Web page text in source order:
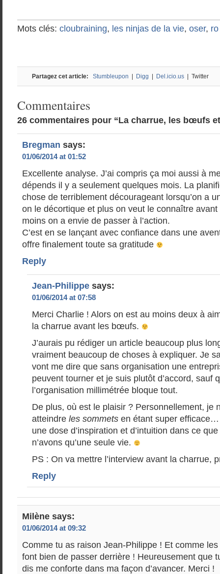
Mots clés: cloubraining, les ninjas de la vie, oser,
Partagez cet article: Stumbleupon Digg Del.icio.us | Twitter
Commentaires
26 commentaires pour “La charrue, les bœufs
Bregman says:
01/06/2014 at 01:52
Excellente analyse. J’ai compris ça moi aussi à
dépends il y a seulement quelques mois. La
chose de terriblement décourageant lorsqu’on a
on le décortique et plus on veut le connaître avant
moins on a envie de passer à l’action.
C’est en se lançant avec confiance dans une
offre finalement toute sa gratitude
Reply
Jean-Philippe says:
01/06/2014 at 07:58
Merci Charlie ! Alors on est au moins deux à
la charrue avant les bœufs.
J’aurais pu rédiger un article beaucoup plus
vraiment beaucoup de choses à expliquer. Je
vont me dire que sans organisation une
peuvent tourner et je suis plutôt d’accord, sauf
l’organisation millimétrée bloque tout.
De plus, où est le plaisir ? Personnellement, je
atteindre les sommets en étant super
une dose d’inspiration et d’intuition dans ce
n’avons qu’une seule vie.
PS : On va mettre l’interview avant la charrue,
Reply
Milène says:
01/06/2014 at 09:32
Comme tu as raison Jean-Philippe ! Et comme
font bien de passer derrière ! Heureusement que
dis me conforte dans ma façon d’avancer. Merci !